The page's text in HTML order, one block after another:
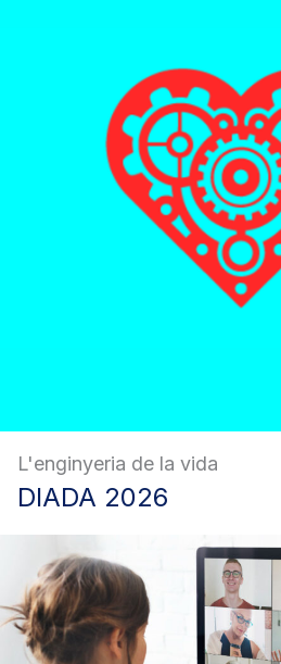
L'enginyeria de la vida
DIADA 2026